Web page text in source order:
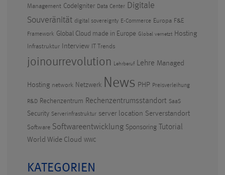
Management CodeIgniter Data Center Digitale
Souveränität digital sovereignty E-Commerce Europa F&E
Framework Global Cloud made in Europe Global vernetzt Hosting
Infrastruktur Interview IT Trends
joinourrevolution Lehrberuf Lehre Managed
Hosting network Netzwerk News PHP Preisverleihung
R&D Rechenzentrum Rechenzentrumsstandort SaaS
Security Serverinfrastruktur server location Serverstandort
Software Softwareentwicklung Sponsoring
Tutorial
World Wide Cloud WWC
KATEGORIEN